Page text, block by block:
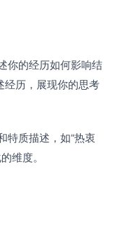
你的经历如何影响结
经历，展现你的思考
特质描述，如“热衷
维度。